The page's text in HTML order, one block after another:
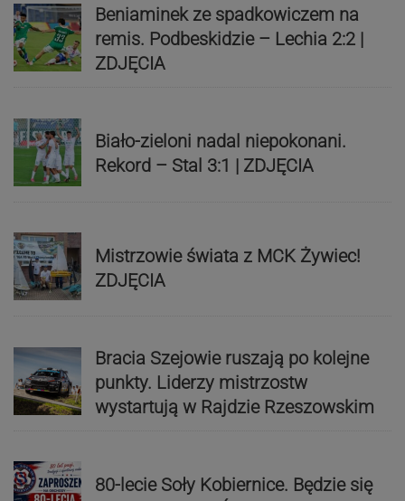
Beniaminek ze spadkowiczem na
remis. Podbeskidzie – Lechia 2:2 |
ZDJĘCIA
Biało-zieloni nadal niepokonani.
Rekord – Stal 3:1 | ZDJĘCIA
Mistrzowie świata z MCK Żywiec!
ZDJĘCIA
Bracia Szejowie ruszają po kolejne
punkty. Liderzy mistrzostw
wystartują w Rajdzie Rzeszowskim
80-lecie Soły Kobiernice. Będzie się